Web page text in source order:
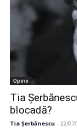
Opinii
Tia
blocadă?
Tia Șerbănescu - 22/